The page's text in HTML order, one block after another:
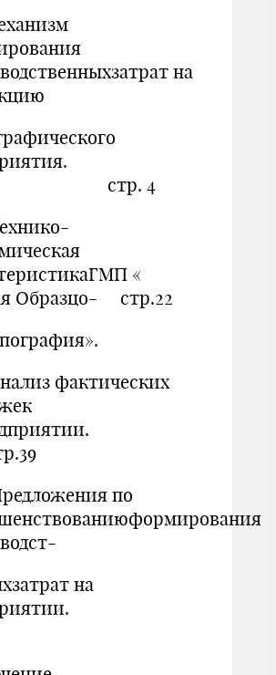
на
4
«
Образцо- стр.22
фактических
по
на